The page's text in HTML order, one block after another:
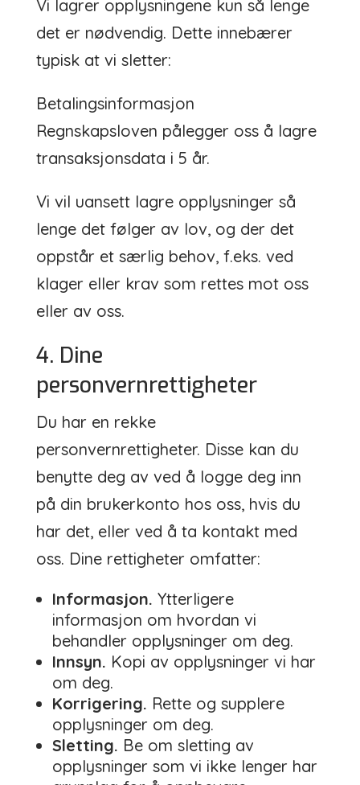
Vi lagrer opplysningene kun så lenge
det er nødvendig. Dette innebærer
typisk at vi sletter:
Betalingsinformasjon
Regnskapsloven pålegger oss å lagre
transaksjonsdata i 5 år.
Vi vil uansett lagre opplysninger så
lenge det følger av lov, og der det
oppstår et særlig behov, f.eks. ved
klager eller krav som rettes mot oss
eller av oss.
4. Dine
personvernrettigheter
Du har en rekke
personvernrettigheter. Disse kan du
benytte deg av ved å logge deg inn
på din brukerkonto hos oss, hvis du
har det, eller ved å ta kontakt med
oss. Dine rettigheter omfatter:
Informasjon. Ytterligere
informasjon om hvordan vi
behandler opplysninger om deg.
Innsyn. Kopi av opplysninger vi har
om deg.
Korrigering. Rette og supplere
opplysninger om deg.
Sletting. Be om sletting av
opplysninger som vi ikke lenger har